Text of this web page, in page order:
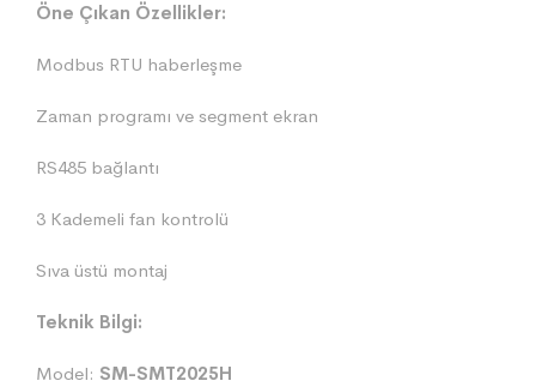
Öne Çıkan Özellikler:
Modbus RTU haberleşme
Zaman programı ve segment ekran
RS485 bağlantı
3 Kademeli fan kontrolü
Sıva üstü montaj
Teknik Bilgi:
Model: SM-SMT2025H